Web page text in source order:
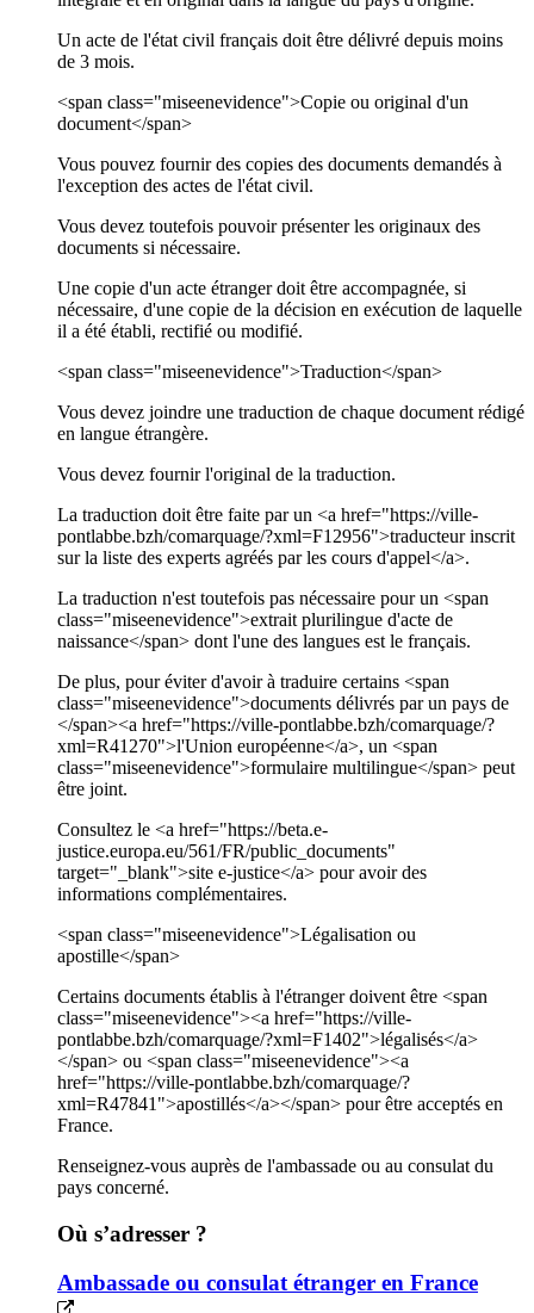
Un acte de l'état civil français doit être délivré depuis moins
de 3 mois.
<span class="miseenevidence">Copie ou original d'un
document</span>
Vous pouvez fournir des copies des documents demandés à
l'exception des actes de l'état civil.
Vous devez toutefois pouvoir présenter les originaux des
documents si nécessaire.
Une copie d'un acte étranger doit être accompagnée, si
nécessaire, d'une copie de la décision en exécution de laquelle
il a été établi, rectifié ou modifié.
<span class="miseenevidence">Traduction</span>
Vous devez joindre une traduction de chaque document rédigé
en langue étrangère.
Vous devez fournir l'original de la traduction.
La traduction doit être faite par un <a href="https://ville-
pontlabbe.bzh/comarquage/?xml=F12956">traducteur inscrit
sur la liste des experts agréés par les cours d'appel</a>.
La traduction n'est toutefois pas nécessaire pour un <span
class="miseenevidence">extrait plurilingue d'acte de
naissance</span> dont l'une des langues est le français.
De plus, pour éviter d'avoir à traduire certains <span
class="miseenevidence">documents délivrés par un pays de
</span><a href="https://ville-pontlabbe.bzh/comarquage/?
xml=R41270">l'Union européenne</a>, un <span
class="miseenevidence">formulaire multilingue</span> peut
être joint.
Consultez le <a href="https://beta.e-
justice.europa.eu/561/FR/public_documents"
target="_blank">site e-justice</a> pour avoir des
informations complémentaires.
<span class="miseenevidence">Légalisation ou
apostille</span>
Certains documents établis à l'étranger doivent être <span
class="miseenevidence"><a href="https://ville-
pontlabbe.bzh/comarquage/?xml=F1402">légalisés</a>
</span> ou <span class="miseenevidence"><a
href="https://ville-pontlabbe.bzh/comarquage/?
xml=R47841">apostillés</a></span> pour être acceptés en
France.
Renseignez-vous auprès de l'ambassade ou au consulat du
pays concerné.
Où s’adresser ?
Ambassade ou consulat étranger en France